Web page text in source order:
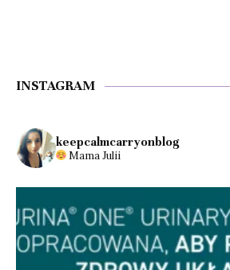
INSTAGRAM
keepcalmcarryonblog
Mama Julii